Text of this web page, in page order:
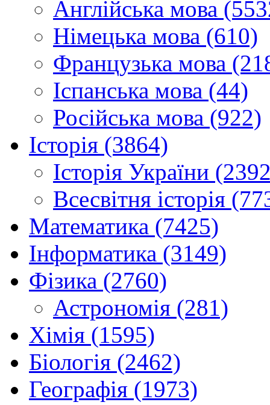
Англійська мова
Німецька мова (610)
Французька мова
Іспанська мова (44)
Російська мова (922)
Історія (3864)
Історія України
Всесвітня історія
Математика (7425)
Інформатика (3149)
Фізика (2760)
Астрономія (281)
Хімія (1595)
Біологія (2462)
Географія (1973)